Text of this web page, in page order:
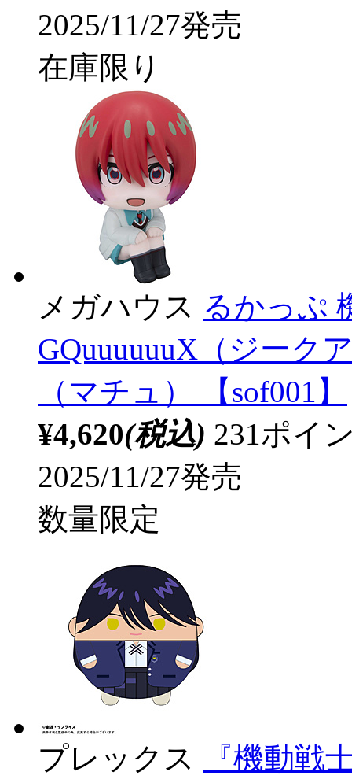
2025/11/27発売
在庫限り
メガハウス るかっぷ
GQuuuuuuX（ジーク
（マチュ） 【sof001】
¥4,620(税込) 231ポイ
2025/11/27発売
数量限定
プレックス
『機動戦